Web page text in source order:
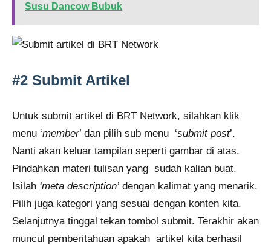
Susu Dancow Bubuk
#2 Submit Artikel
Untuk submit artikel di BRT Network, silahkan klik
menu ‘member’ dan pilih sub menu ‘submit post’.
Nanti akan keluar tampilan seperti gambar di atas.
Pindahkan materi tulisan yang sudah kalian buat.
Isilah ‘meta description’ dengan kalimat yang menarik.
Pilih juga kategori yang sesuai dengan konten kita.
Selanjutnya tinggal tekan tombol submit. Terakhir akan
muncul pemberitahuan apakah artikel kita berhasil